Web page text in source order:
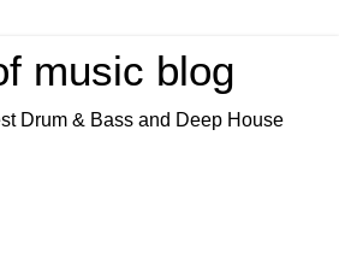
music blog
Drum & Bass and Deep House